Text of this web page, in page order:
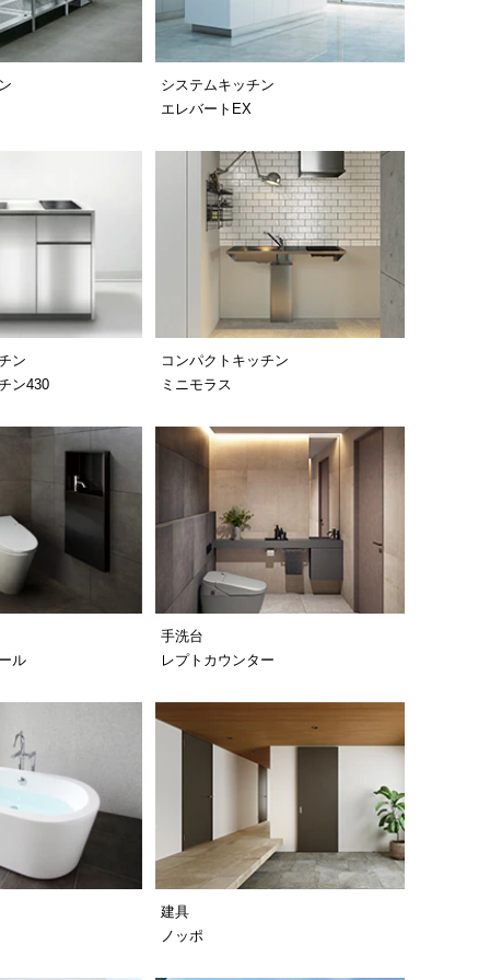
システムキッチン
エレバートEX
ン
ン430
コンパクトキッチン
ミニモラス
ル
手洗台
レプトカウンター
建具
ノッポ